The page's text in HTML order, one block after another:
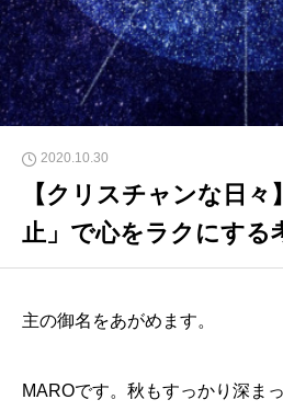
2020.10.30
【クリスチャンな日
止」で心をラクにす
主の御名をあがめます。
MAROです。秋もすっかり深ま